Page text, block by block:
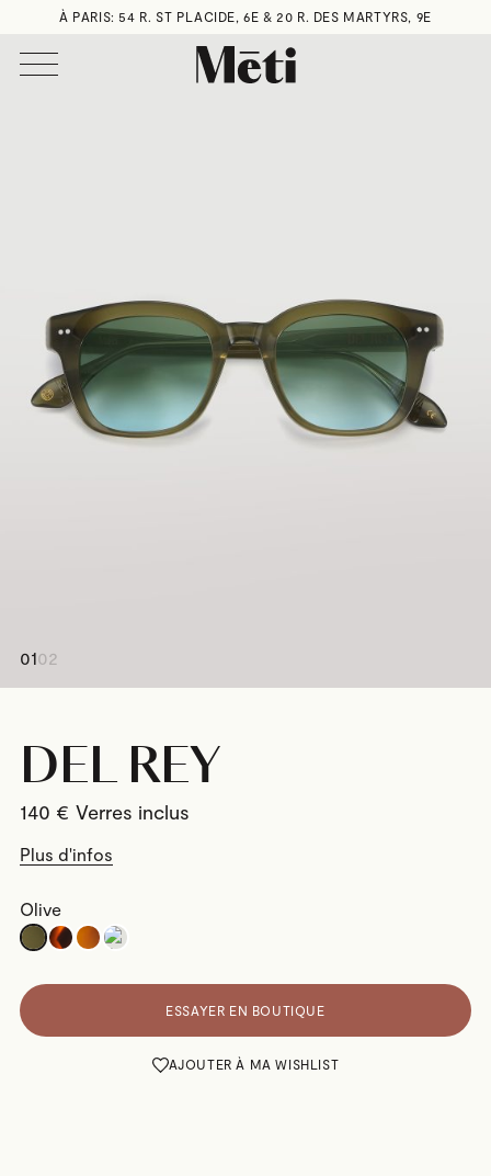
À PARIS: 54 R. ST PLACIDE, 6E & 20 R. DES MARTYRS, 9E
0102
DEL REY
140 €
Plus d'infos
Olive
ESSAYER EN BOUTIQUE
AJOUTER À MA WISHLIST